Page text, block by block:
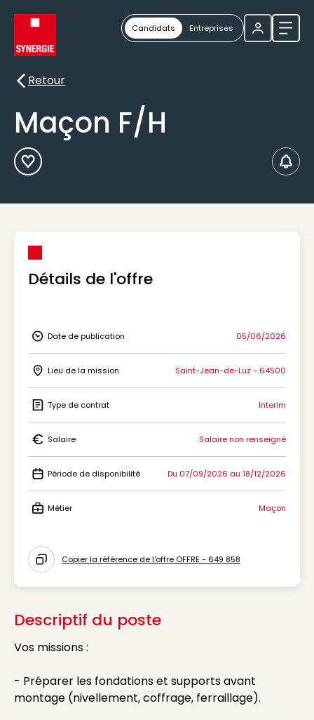
Candidats Entreprises
Retour
Retour
Maçon F/H
Ajouter aux Favoris
Détails de l'offre
Icon Date de publication
Date de publication 05/06/2026
Icon Lieu de la mission
Lieu de la mission Saint-Jean-de-Luz - 64500
Icon Type de contrat
Type de contrat Interim
Icon Salaire
Salaire Salaire non renseigné
Icon Période de disponibilité
Période de disponibilité Du 07/09/2026 au 18/12/2026
Métier Maçon
Icon copy to clipboard
Copier la référence de l'offre OFFRE - 649 858
Descriptif du poste
Vos missions :
- Préparer les fondations et supports avant
montage (nivellement, coffrage, ferraillage).